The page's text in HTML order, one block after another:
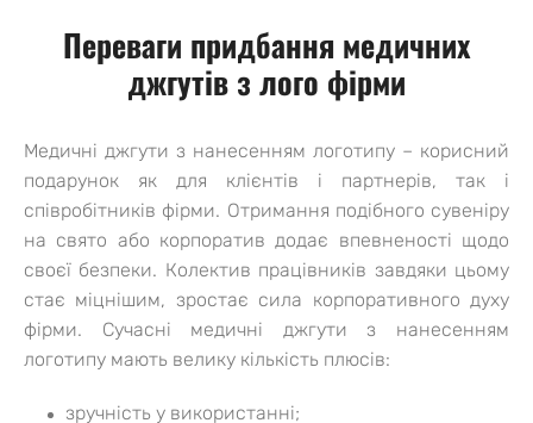
Переваги придбання медичних
джгутів з лого фірми
Медичні джгути з нанесенням логотипу – корисний
подарунок як для клієнтів і партнерів, так і
співробітників фірми. Отримання подібного сувеніру
на свято або корпоратив додає впевненості щодо
своєї безпеки. Колектив працівників завдяки цьому
стає міцнішим, зростає сила корпоративного духу
фірми. Сучасні медичні джгути з нанесенням
логотипу мають велику кількість плюсів:
зручність у використанні;